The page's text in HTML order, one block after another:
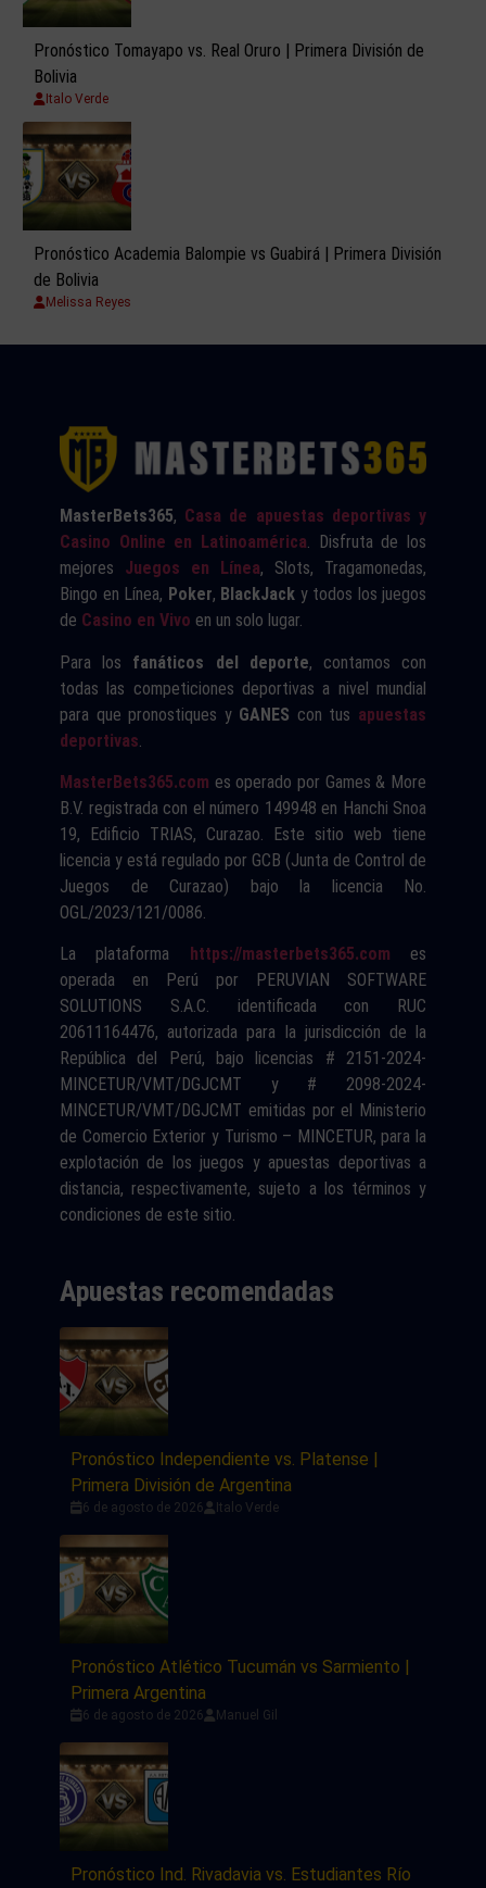
Pronóstico Tomayapo vs. Real Oruro | Primera División de
Bolivia
Italo Verde
Pronóstico Academia Balompie vs Guabirá | Primera División
de Bolivia
Melissa Reyes
MasterBets365, Casa de apuestas deportivas y
Casino Online en Latinoamérica. Disfruta de los
mejores Juegos en Línea, Slots, Tragamonedas,
Bingo en Línea, Poker, BlackJack y todos los juegos
de Casino en Vivo en un solo lugar.
Para los fanáticos del deporte, contamos con
todas las competiciones deportivas a nivel mundial
para que pronostiques y GANES con tus apuestas
deportivas
MasterBets365.com es operado por Games & More
B.V. registrada con el número 149948 en Hanchi Snoa
19, Edificio TRIAS, Curazao. Este sitio web tiene
licencia y está regulado por GCB (Junta de Control de
Juegos de Curazao) bajo la licencia No.
OGL/2023/121/0086.
La plataforma https://masterbets365.com es
operada en Perú por PERUVIAN SOFTWARE
SOLUTIONS S.A.C. identificada con RUC
20611164476, autorizada para la jurisdicción de la
República del Perú, bajo licencias # 2151-2024-
MINCETUR/VMT/DGJCMT y # 2098-2024-
MINCETUR/VMT/DGJCMT emitidas por el Ministerio
de Comercio Exterior y Turismo – MINCETUR, para la
explotación de los juegos y apuestas deportivas a
distancia, respectivamente, sujeto a los términos y
condiciones de este sitio.
Apuestas recomendadas
Pronóstico Independiente vs. Platense |
Primera División de Argentina
6 de agosto de 2026 Italo Verde
Pronóstico Atlético Tucumán vs Sarmiento |
Primera Argentina
6 de agosto de 2026 Manuel Gil
Pronóstico Ind. Rivadavia vs. Estudiantes Río